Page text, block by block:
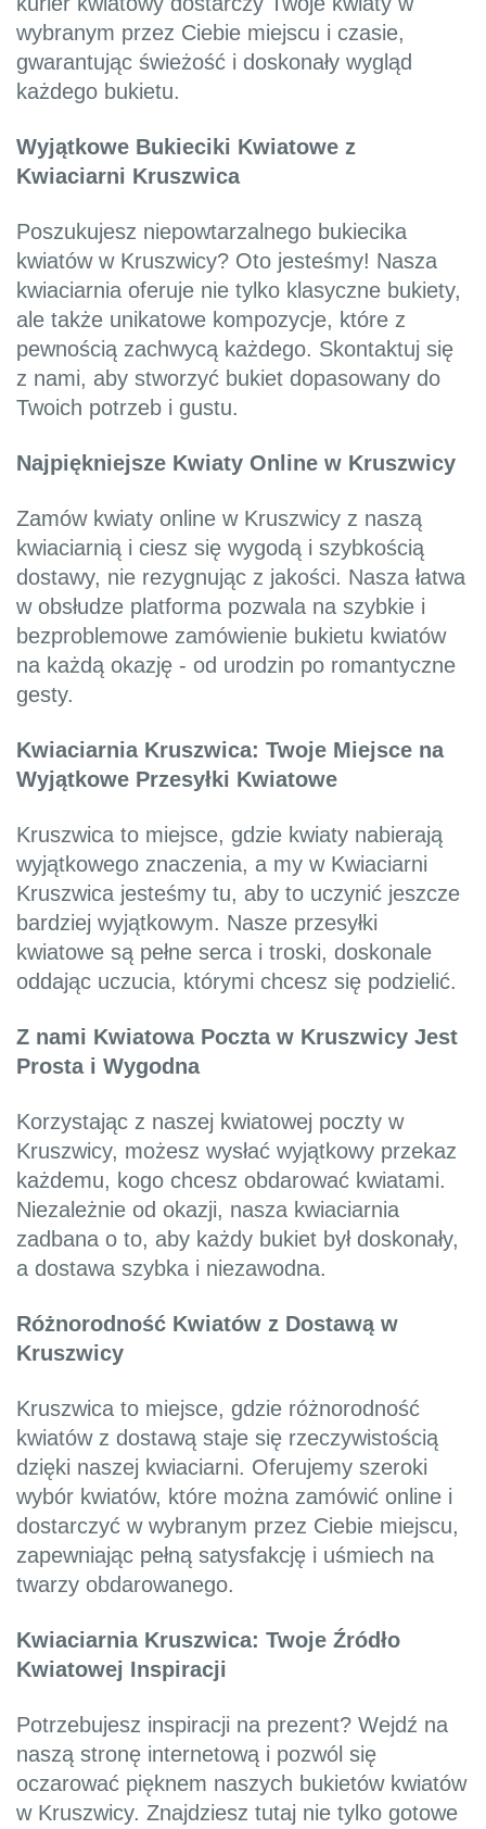
wybranym przez Ciebie miejscu i czasie,
gwarantując świeżość i doskonały wygląd
każdego bukietu.
Wyjątkowe Bukieciki Kwiatowe z
Kwiaciarni Kruszwica
Poszukujesz niepowtarzalnego bukiecika
kwiatów w Kruszwicy? Oto jesteśmy! Nasza
kwiaciarnia oferuje nie tylko klasyczne bukiety,
ale także unikatowe kompozycje, które z
pewnością zachwycą każdego. Skontaktuj się
z nami, aby stworzyć bukiet dopasowany do
Twoich potrzeb i gustu.
Najpiękniejsze Kwiaty Online w Kruszwicy
Zamów kwiaty online w Kruszwicy z naszą
kwiaciarnią i ciesz się wygodą i szybkością
dostawy, nie rezygnując z jakości. Nasza łatwa
w obsłudze platforma pozwala na szybkie i
bezproblemowe zamówienie bukietu kwiatów
na każdą okazję - od urodzin po romantyczne
gesty.
Kwiaciarnia Kruszwica: Twoje Miejsce na
Wyjątkowe Przesyłki Kwiatowe
Kruszwica to miejsce, gdzie kwiaty nabierają
wyjątkowego znaczenia, a my w Kwiaciarni
Kruszwica jesteśmy tu, aby to uczynić jeszcze
bardziej wyjątkowym. Nasze przesyłki
kwiatowe są pełne serca i troski, doskonale
oddając uczucia, którymi chcesz się podzielić.
Z nami Kwiatowa Poczta w Kruszwicy Jest
Prosta i Wygodna
Korzystając z naszej kwiatowej poczty w
Kruszwicy, możesz wysłać wyjątkowy przekaz
każdemu, kogo chcesz obdarować kwiatami.
Niezależnie od okazji, nasza kwiaciarnia
zadbana o to, aby każdy bukiet był doskonały,
a dostawa szybka i niezawodna.
Różnorodność Kwiatów z Dostawą w
Kruszwicy
Kruszwica to miejsce, gdzie różnorodność
kwiatów z dostawą staje się rzeczywistością
dzięki naszej kwiaciarni. Oferujemy szeroki
wybór kwiatów, które można zamówić online i
dostarczyć w wybranym przez Ciebie miejscu,
zapewniając pełną satysfakcję i uśmiech na
twarzy obdarowanego.
Kwiaciarnia Kruszwica: Twoje Źródło
Kwiatowej Inspiracji
Potrzebujesz inspiracji na prezent? Wejdź na
naszą stronę internetową i pozwól się
oczarować pięknem naszych bukietów kwiatów
w Kruszwicy. Znajdziesz tutaj nie tylko gotowe